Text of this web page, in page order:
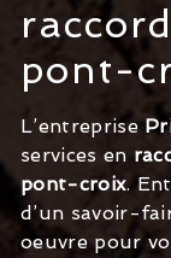
pont-
L’entreprise
services en
pont-croix.
d’un savoir-
oeuvre pour